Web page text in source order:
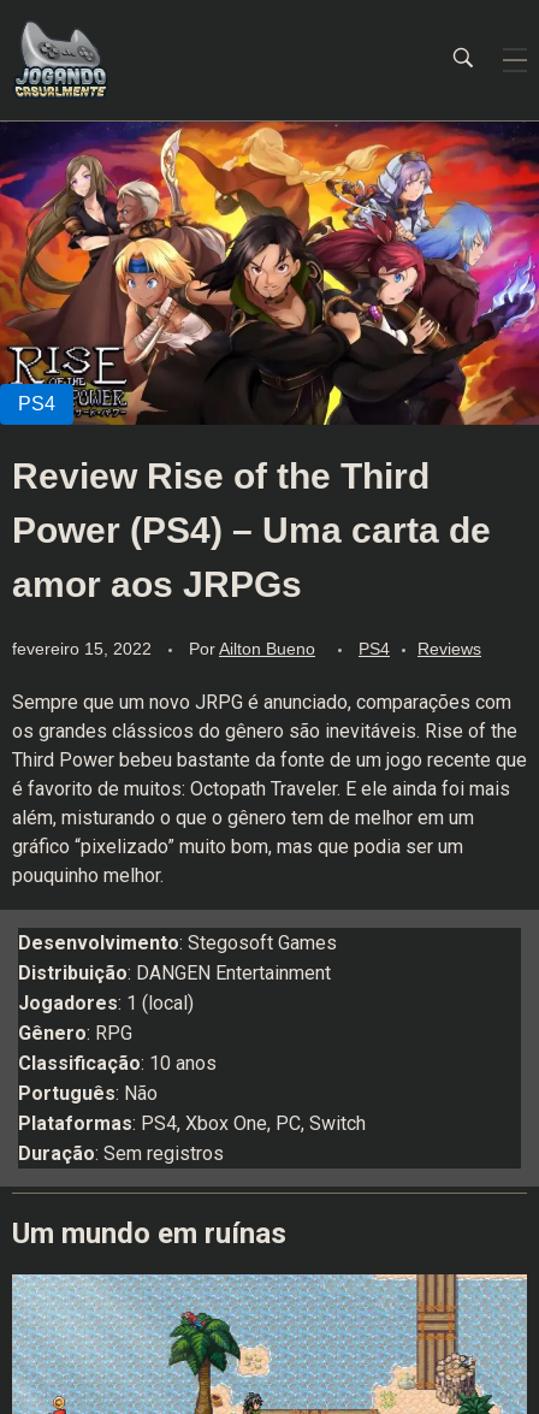
Jogando Casualmente
Review Rise of the Third
Power (PS4) – Uma carta de
amor aos JRPGs
fevereiro 15, 2022 PorAilton Bueno PS4 Reviews
Sempre que um novo JRPG é anunciado, comparações com
os grandes clássicos do gênero são inevitáveis. Rise of the
Third Power bebeu bastante da fonte de um jogo recente que
é favorito de muitos: Octopath Traveler. E ele ainda foi mais
além, misturando o que o gênero tem de melhor em um
gráfico “pixelizado” muito bom, mas que podia ser um
pouquinho melhor.
Desenvolvimento: Stegosoft Games
Distribuição: DANGEN Entertainment
Jogadores: 1 (local)
Gênero: RPG
Classificação: 10 anos
Português: Não
Plataformas: PS4, Xbox One, PC, Switch
Duração: Sem registros
Um mundo em ruínas